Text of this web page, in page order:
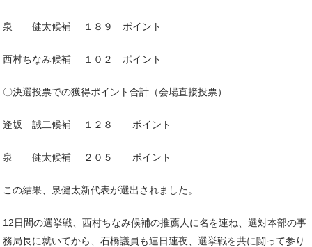
泉 健太候補 １８９ ポイント
西村ちなみ候補 １０２ ポイント
〇決選投票での獲得ポイント合計（会場直接投票）
逢坂 誠二候補 １２８ ポイント
泉 健太候補 ２０５ ポイント
この結果、泉健太新代表が選出されました。
12日間の選挙戦、西村ちなみ候補の推薦人に名を連ね、選対本部の事
務局長に就いてから、石橋議員も連日連夜、選挙戦を共に闘って参り